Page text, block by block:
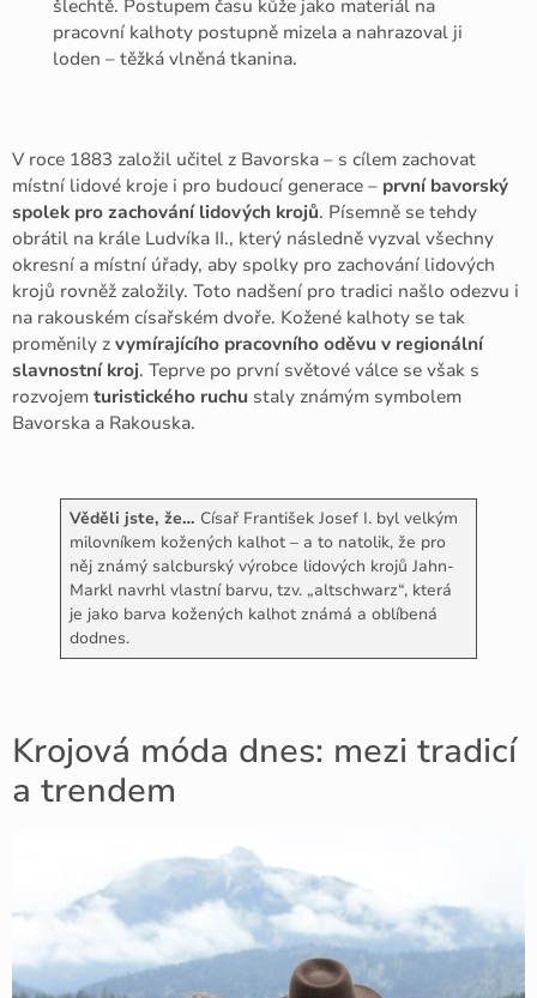
šlechtě. Postupem času kůže jako materiál na
pracovní kalhoty postupně mizela a nahrazoval ji
loden – těžká vlněná tkanina.
V roce 1883 založil učitel z Bavorska – s cílem zachovat
místní lidové kroje i pro budoucí generace – první bavorský
spolek pro zachování lidových krojů. Písemně se tehdy
obrátil na krále Ludvíka II., který následně vyzval všechny
okresní a místní úřady, aby spolky pro zachování lidových
krojů rovněž založily. Toto nadšení pro tradici našlo odezvu i
na rakouském císařském dvoře. Kožené kalhoty se tak
proměnily z vymírajícího pracovního oděvu v regionální
slavnostní kroj. Teprve po první světové válce se však s
rozvojem turistického ruchu staly známým symbolem
Bavorska a Rakouska.
Věděli jste, že… Císař František Josef I. byl velkým
milovníkem kožených kalhot – a to natolik, že pro
něj známý salcburský výrobce lidových krojů Jahn-
Markl navrhl vlastní barvu, tzv. „altschwarz“, která
je jako barva kožených kalhot známá a oblíbená
dodnes.
Krojová móda dnes: mezi tradicí
a trendem